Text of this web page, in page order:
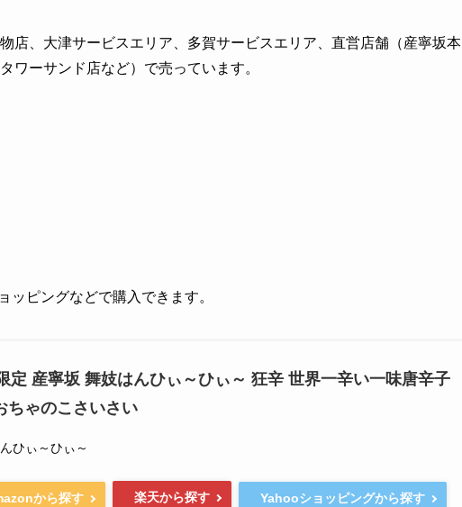
店、大津サービスエリア、多賀サービスエリア、直営店舗（産寧坂本
ワーサンド店など）で売っています。
ッピングなどで購入できます。
定 産寧坂 舞妓はんひぃ～ひぃ～ 狂辛 世界一辛い一味唐辛子
ちゃのこさいさい
ひぃ～ひぃ～
から探す 楽天から探す Yahooショッピングから探す